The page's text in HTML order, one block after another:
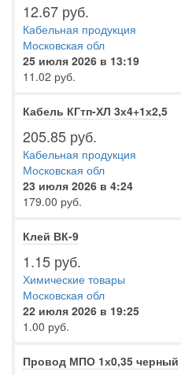
12.67 руб.
Кабельная продукция
Московская обл
25 июля 2026 в 13:19
11.02 руб.
Кабель КГтп-ХЛ 3х4+1х2,5
205.85 руб.
Кабельная продукция
Московская обл
23 июля 2026 в 4:24
179.00 руб.
Клей ВК-9
1.15 руб.
Химические товары
Московская обл
22 июля 2026 в 19:25
1.00 руб.
Провод МПО 1х0,35 черный